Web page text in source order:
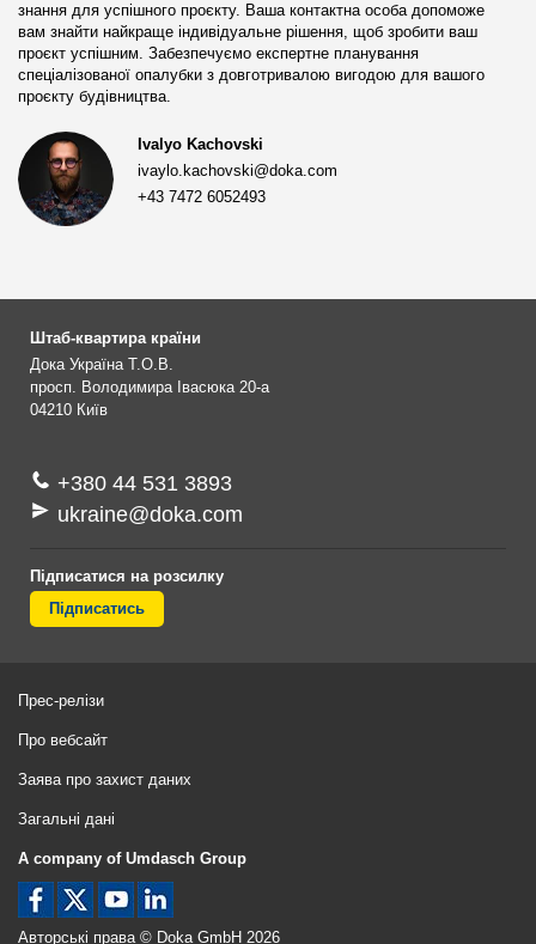
знання для успішного проєкту. Ваша контактна особа допоможе
вам знайти найкраще індивідуальне рішення, щоб зробити ваш
проєкт успішним. Забезпечуємо експертне планування
спеціалізованої опалубки з довготривалою вигодою для вашого
проєкту будівництва.
Ivalyo Kachovski
ivaylo.kachovski@doka.com
+43 7472 6052493
Штаб-квартира країни
Дока Україна Т.О.В.
просп. Володимира Івасюка 20-а
04210 Київ
+380 44 531 3893
ukraine@doka.com
Підписатися на розсилку
Підписатись
Прес-релізи
Про вебсайт
Заява про захист даних
Загальні дані
A company of Umdasch Group
Авторські права © Doka GmbH 2026